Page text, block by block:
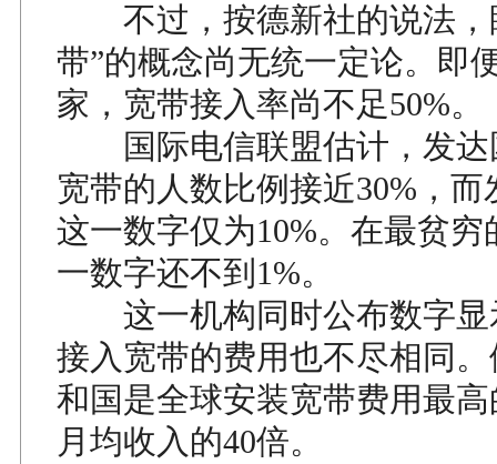
不过，按德新社的说法，
带”的概念尚无统一定论。即
家，宽带接入率尚不足50%。
国际电信联盟估计，发达
宽带的人数比例接近30%，
这一数字仅为10%。在最贫穷
一数字还不到1%。
这一机构同时公布数字显
接入宽带的费用也不尽相同
和国是全球安装宽带费用最
月均收入的40倍。